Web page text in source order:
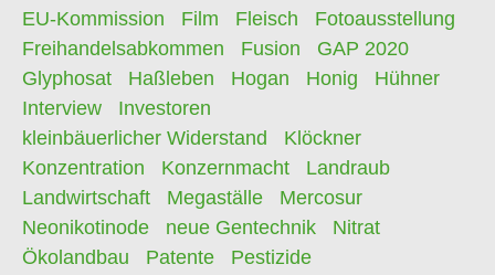
EU-Kommission
Film Fleisch
Fotoausstellung
Freihandelsabkommen
Fusion
GAP 2020
Glyphosat
Haßleben Hogan Honig
Hühner
Interview
Investoren
kleinbäuerlicher Widerstand
Klöckner
Konzentration
Konzernmacht
Landraub
Landwirtschaft
Megaställe
Mercosur
Neonikotinode
neue Gentechnik
Nitrat
Ökolandbau
Patente
Pestizide